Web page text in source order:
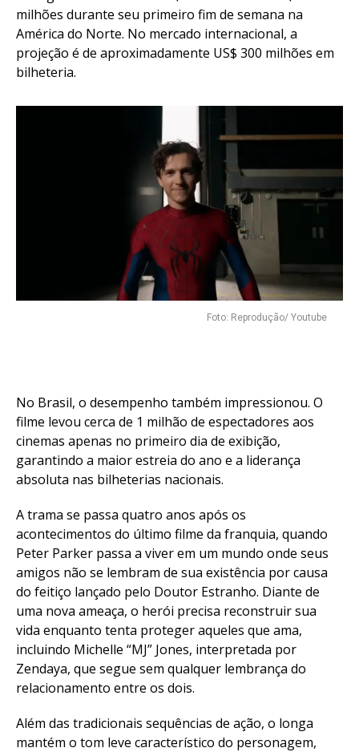
milhões durante seu primeiro fim de semana na
América do Norte. No mercado internacional, a
projeção é de aproximadamente US$ 300 milhões em
bilheteria.
Foto: Reprodução/ Youtube
No Brasil, o desempenho também impressionou. O
filme levou cerca de 1 milhão de espectadores aos
cinemas apenas no primeiro dia de exibição,
garantindo a maior estreia do ano e a liderança
absoluta nas bilheterias nacionais.
A trama se passa quatro anos após os
acontecimentos do último filme da franquia, quando
Peter Parker passa a viver em um mundo onde seus
amigos não se lembram de sua existência por causa
do feitiço lançado pelo Doutor Estranho. Diante de
uma nova ameaça, o herói precisa reconstruir sua
vida enquanto tenta proteger aqueles que ama,
incluindo Michelle “MJ” Jones, interpretada por
Zendaya, que segue sem qualquer lembrança do
relacionamento entre os dois.
Além das tradicionais sequências de ação, o longa
mantém o tom leve característico do personagem,